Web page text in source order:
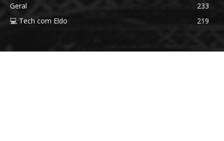
Geral
233
💻 Tech com Eldo
219